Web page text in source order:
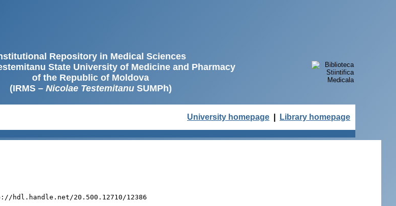
Repository in Medical Sciences
State University of Medicine and Pharmacy
of the Republic of Moldova
(IRMS – Nicolae TestemitanuSUMPh)
University homepage Library homepage
hdl.handle.net/20.500.12710/12386